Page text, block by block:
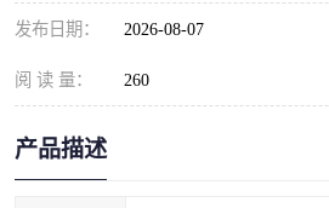
发布日期： 2026-08-07
阅 读 量： 260
产品描述